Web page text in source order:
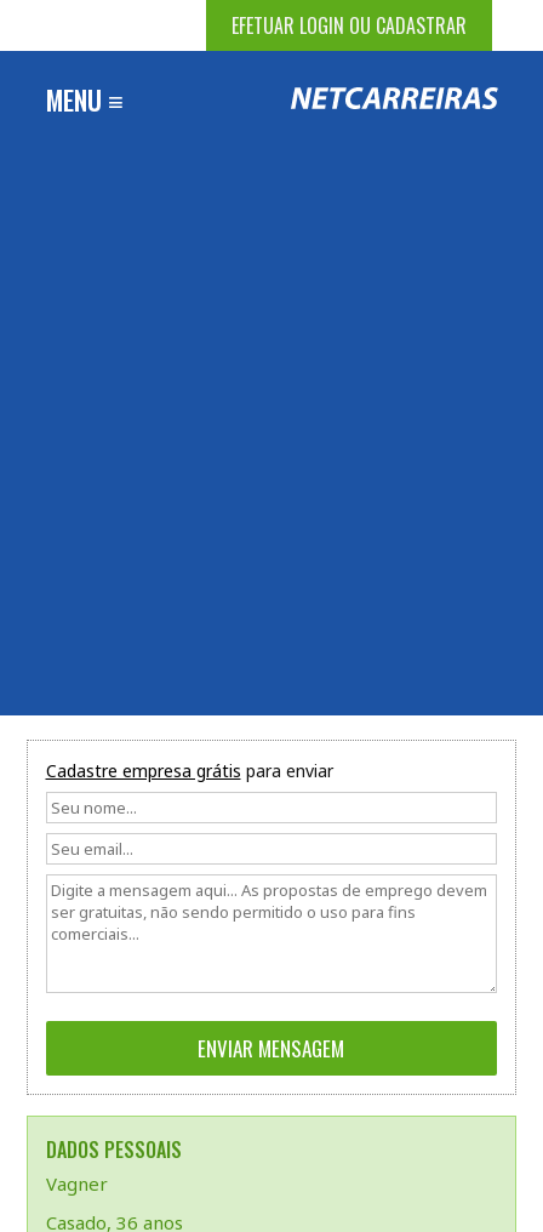
EFETUAR LOGIN OU CADASTRAR
MENU ≡
Cadastre empresa grátis para enviar
DADOS PESSOAIS
Vagner
Casado, 36 anos